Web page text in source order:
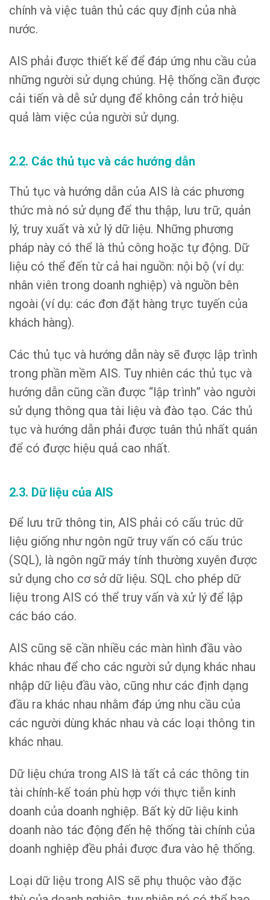
chính và việc tuân thủ các quy định của nhà
nước.
AIS phải được thiết kế để đáp ứng nhu cầu của
những người sử dụng chúng. Hệ thống cần được
cải tiến và dễ sử dụng để không cản trở hiệu
quả làm việc của người sử dụng.
2.2. Các thủ tục và các hướng dẫn
Thủ tục và hướng dẫn của AIS là các phương
thức mà nó sử dụng để thu thập, lưu trữ, quản
lý, truy xuất và xử lý dữ liệu. Những phương
pháp này có thể là thủ công hoặc tự động. Dữ
liệu có thể đến từ cả hai nguồn: nội bộ (ví dụ:
nhân viên trong doanh nghiệp) và nguồn bên
ngoài (ví dụ: các đơn đặt hàng trực tuyến của
khách hàng).
Các thủ tục và hướng dẫn này sẽ được lập trình
trong phần mềm AIS. Tuy nhiên các thủ tục và
hướng dẫn cũng cần được “lập trình” vào người
sử dụng thông qua tài liệu và đào tạo. Các thủ
tục và hướng dẫn phải được tuân thủ nhất quán
để có được hiệu quả cao nhất.
2.3. Dữ liệu của AIS
Để lưu trữ thông tin, AIS phải có cấu trúc dữ
liệu giống như ngôn ngữ truy vấn có cấu trúc
(SQL), là ngôn ngữ máy tính thường xuyên được
sử dụng cho cơ sở dữ liệu. SQL cho phép dữ
liệu trong AIS có thể truy vấn và xử lý để lập
các báo cáo.
AIS cũng sẽ cần nhiều các màn hình đầu vào
khác nhau để cho các người sử dụng khác nhau
nhập dữ liệu đầu vào, cũng như các định dạng
đầu ra khác nhau nhằm đáp ứng nhu cầu của
các người dùng khác nhau và các loại thông tin
khác nhau.
Dữ liệu chứa trong AIS là tất cả các thông tin
tài chính-kế toán phù hợp với thực tiễn kinh
doanh của doanh nghiệp. Bất kỳ dữ liệu kinh
doanh nào tác động đến hệ thống tài chính của
doanh nghiệp đều phải được đưa vào hệ thống.
Loại dữ liệu trong AIS sẽ phụ thuộc vào đặc